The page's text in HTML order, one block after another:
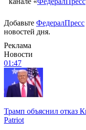
Добавьте ФедералПресс
новостей дня.
Реклама
Новости
01:47
Трамп объяснил отказ
Patriot